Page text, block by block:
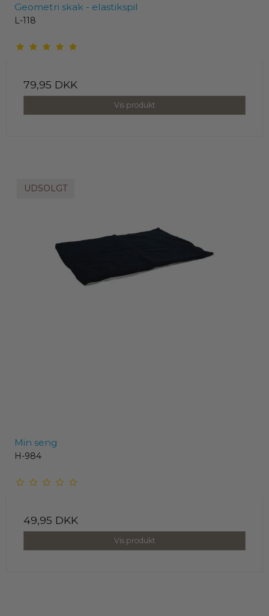
Geometri skak - elastikspil
L-118
79,95 DKK
Vis produkt
UDSOLGT
Min seng
H-984
49,95 DKK
Vis produkt